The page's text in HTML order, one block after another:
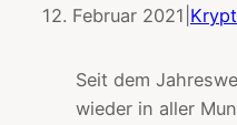
12. Februar 2021
Seit dem
wieder in aller